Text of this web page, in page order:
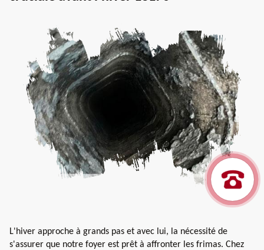
L'hiver approche à grands pas et avec lui, la nécessité de
s'assurer que notre foyer est prêt à affronter les frimas. Chez